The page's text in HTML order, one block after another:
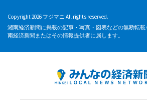
Copyright 2026 フジマニ All rights reserved.
湘南経済新聞に掲載の記事・写真・図表などの無断転
南経済新聞またはその情報提供者に属します。